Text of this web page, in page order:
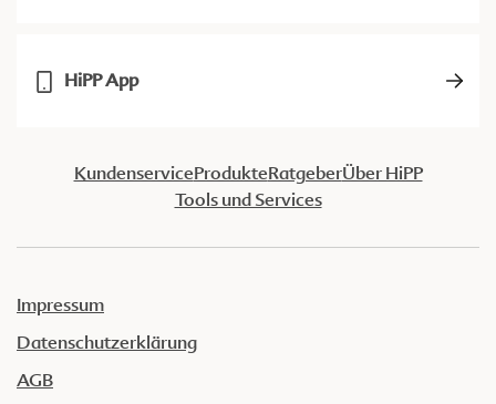
HiPP App
KundenserviceProdukteRatgeberÜber HiPP
Tools und Services
Impressum
Datenschutzerklärung
AGB